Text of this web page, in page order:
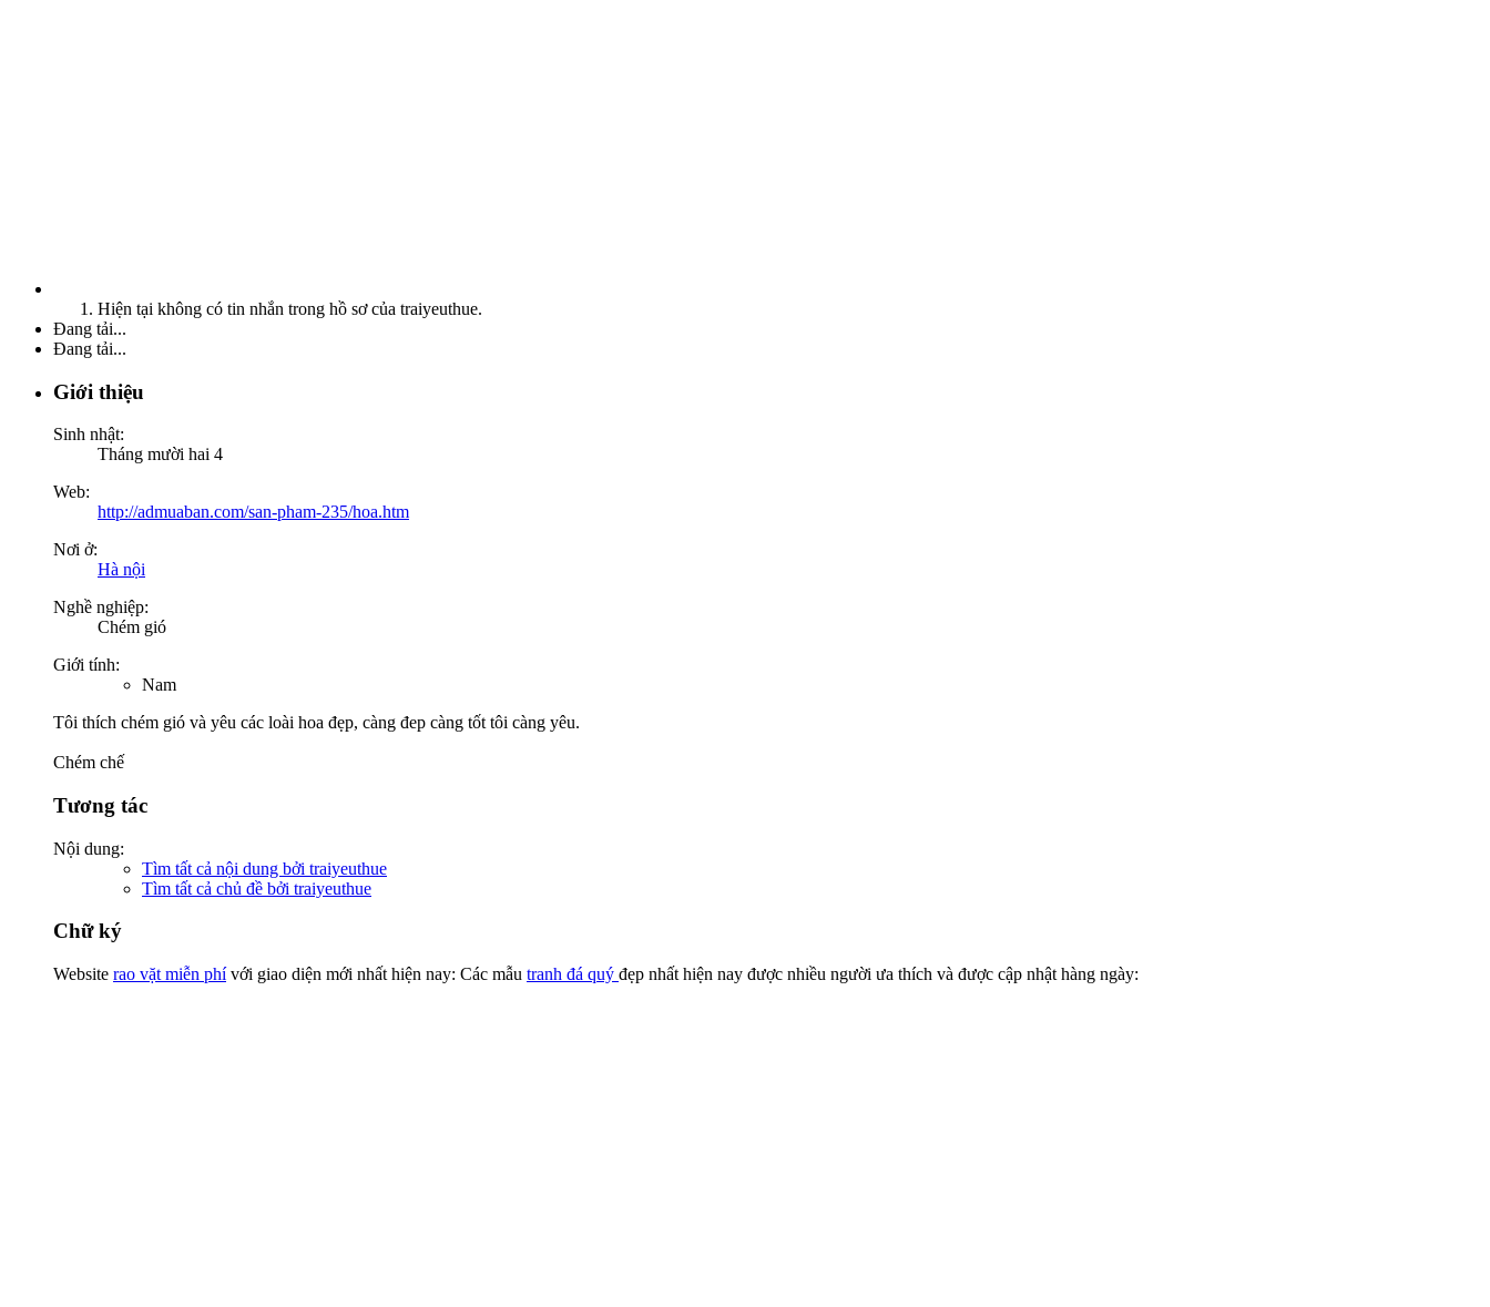
Hiện tại không có tin nhắn trong hồ sơ của traiyeuthue.
Đang tải...
Đang tải...
Giới thiệu
Sinh nhật:
Tháng mười hai 4
Web:
http://admuaban.com/san-pham-235/hoa.htm
Nơi ở:
Hà nội
Nghề nghiệp:
Chém gió
Giới tính:
Nam
Tôi thích chém gió và yêu các loài hoa đẹp, càng đep càng tốt tôi càng yêu.
Chém chế
Tương tác
Nội dung:
Tìm tất cả nội dung bởi traiyeuthue
Tìm tất cả chủ đề bởi traiyeuthue
Chữ ký
Website rao vặt miễn phívới giao diện mới nhất hiện nay: Các mẫu tranh đá quý đẹp nhất hiện nay được nhiều người ưa thích và được cập nhật hàng ngày: